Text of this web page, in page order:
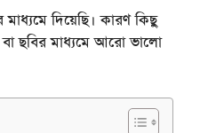
দিয়েছি। কারণ কিছু
ছবির মাধ্যমে আরো ভালো